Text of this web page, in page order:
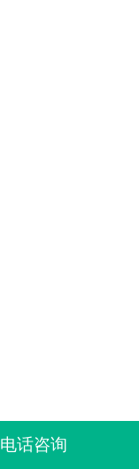
电话咨询